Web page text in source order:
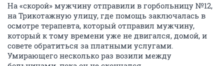
На «скорой» мужчину отправили в горбольницу №12,
на Трикотажную улицу, где помощь заключалась в
осмотре терапевта, который отправил мужчину,
который к тому времени уже не двигался, домой, и
совете обратиться за платными услугами.
Умирающего несколько раз возили между